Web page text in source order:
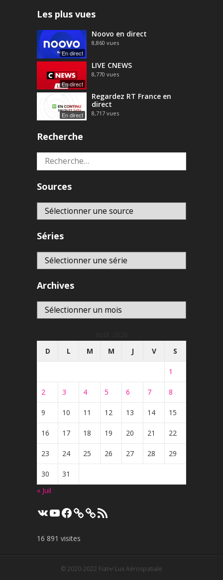
Les plus vues
En direct
Noovo en direct
8,860 vues
En direct
LIVE CNEWS
8,770 vues
En direct
Regardez RT France en
direct
8,717 vues
Recherche
Rechercher :
Sources
Séries
Archives
Archives
D
L M M J V S
1
2 3 4 5 6 7 8
9 10 11 12 13 14 15
16 17 18 19 20 21 22
23 24 25 26 27 28 29
30
31
« Juil
VK YouTube
Facebook Flux
RSS
16 891 visites
© 2020-2022 Fiat+⁄-Lux Aérospatiale